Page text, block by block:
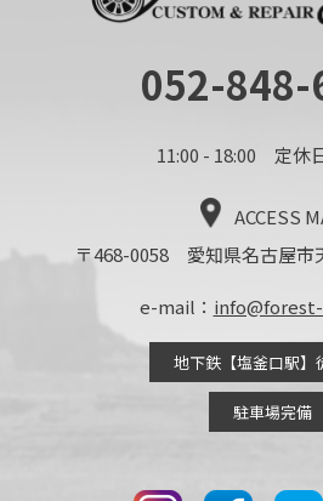
052-848-
11:00 - 18:00 定休
ACCESS
〒468-0058 愛知県名古屋市
e-mail：
地下鉄【塩釜口駅】
駐車場完備